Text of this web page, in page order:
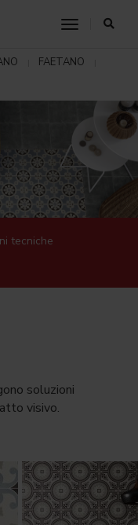
toggle
FAETANO
tecniche
soluzioni
visivo.